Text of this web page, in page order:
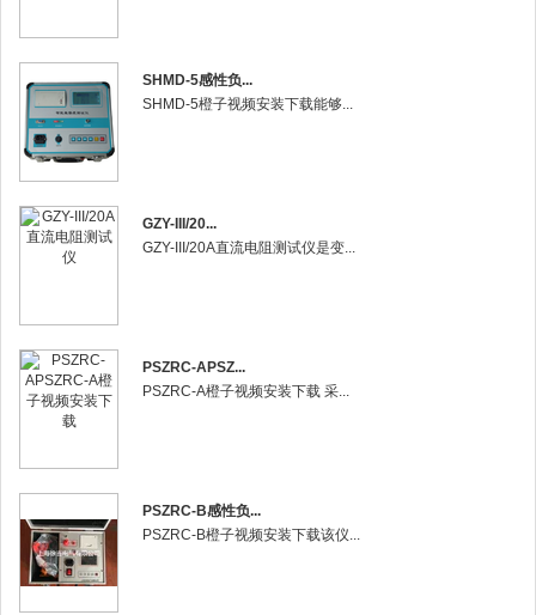
SHMD-5感性负...
SHMD-5橙子视频安装下载能够...
GZY-III/20...
GZY-III/20A直流电阻测试仪是变...
PSZRC-APSZ...
PSZRC-A橙子视频安装下载 采...
PSZRC-B感性负...
PSZRC-B橙子视频安装下载该仪...